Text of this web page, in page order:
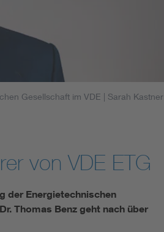
safety
Gesellschaft im VDE | Sarah Kastner
von VDE ETG
der Energietechnischen
Thomas Benz geht nach über